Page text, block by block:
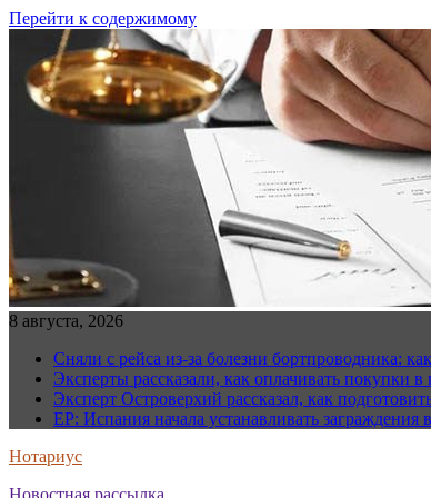
Перейти к содержимому
8 августа, 2026
Сняли с рейса из-за болезни бортпроводника:
Эксперты рассказали, как оплачивать покупки в
Эксперт Островерхий рассказал, как
EP: Испания начала устанавливать заграждения
Нотариус
Новостная рассылка